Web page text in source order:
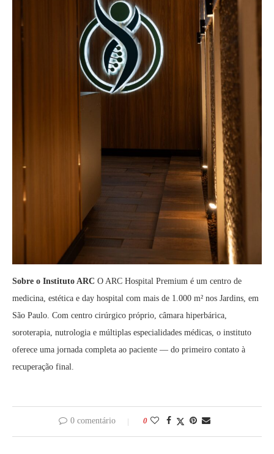
Sobre o Instituto ARC O ARC Hospital Premium é um centro de
medicina, estética e day hospital com mais de 1.000 m² nos Jardins, em
São Paulo. Com centro cirúrgico próprio, câmara hiperbárica,
soroterapia, nutrologia e múltiplas especialidades médicas, o instituto
oferece uma jornada completa ao paciente — do primeiro contato à
recuperação final.
0 comentário 0